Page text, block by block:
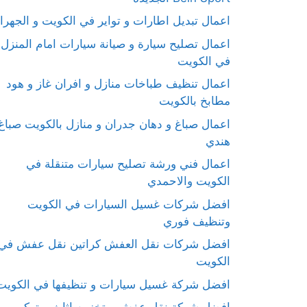
اعمال تبديل اطارات و تواير في الكويت و
اعمال تصليح سيارة و صيانة سيارات امام المنزل
في الكويت
اعمال تنظيف طباخات منازل و افران غاز و هود
مطابخ بالكويت
اعمال صباغ و دهان جدران و منازل بالكويت
هندي
اعمال فني ورشة تصليح سيارات متنقلة في
الكويت والاحمدي
افضل شركات غسيل السيارات في الكويت
وتنظيف فوري
افضل شركات نقل العفش كراتين نقل عفش
الكويت
افضل شركة غسيل سيارات و تنظيفها في